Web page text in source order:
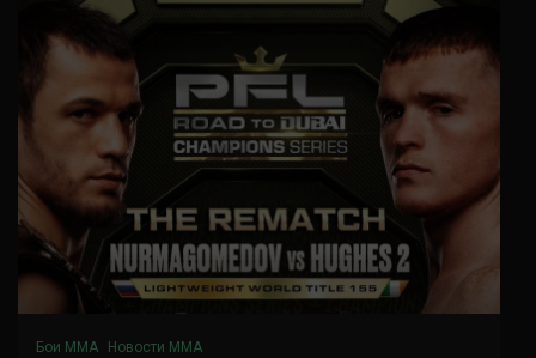
Бои ММА Новости ММА